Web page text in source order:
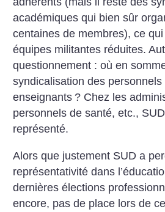
académiques qui bien sûr
centaines de membres), ce
équipes militantes réduites.
questionnement : où en
syndicalisation des personnels
enseignants ? Chez les
personnels de santé, etc.,
représenté.
Alors que justement SUD a
représentativité dans
dernières élections
encore, pas de place lors de